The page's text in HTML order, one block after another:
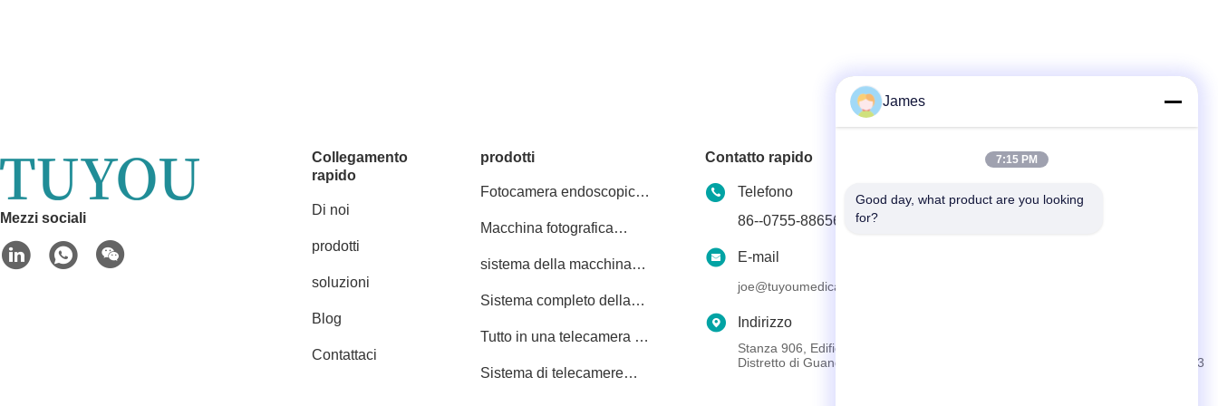
Mezzi sociali
Collegamento
rapido
Di noi
prodotti
soluzioni
Blog
Contattaci
prodotti
Fotocamera endoscopica
Macchina fotografica
sistema della macchina
4K
Sistema completo della
dell'endoscopio di HD
Tutto in una telecamera di
Sistema di telecamere
Contatto rapido
Telefono
86--0755-88656682
E-mail
joe@tuyoumedical.com
Indirizzo
Stanza 906, Edificio 3, Namtai Inno Park, Comunità di Tangwei, Via Fenghuang,
Distretto di Guangming, Città di Shenzhen, Provincia di Guangdong, Cina 518103
James
7:15 PM
Good day, what product are you looking
for?